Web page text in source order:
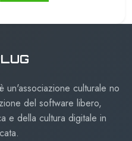
un'associazione culturale no
del software libero,
e della cultura digitale in